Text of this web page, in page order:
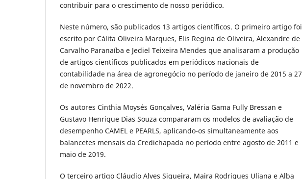
contribuir para o crescimento de nosso periódico.
Neste número, são publicados 13 artigos científicos. O primeiro artigo foi
escrito por Cálita Oliveira Marques, Elis Regina de Oliveira, Alexandre de
Carvalho Paranaíba e Jediel Teixeira Mendes que analisaram a produção
de artigos científicos publicados em periódicos nacionais de
contabilidade na área de agronegócio no período de janeiro de 2015 a 27
de novembro de 2022.
Os autores Cinthia Moysés Gonçalves, Valéria Gama Fully Bressan e
Gustavo Henrique Dias Souza compararam os modelos de avaliação de
desempenho CAMEL e PEARLS, aplicando-os simultaneamente aos
balancetes mensais da Credichapada no período entre agosto de 2011 e
maio de 2019.
O terceiro artigo Cláudio Alves Siqueira, Maira Rodrigues Uliana e Alba